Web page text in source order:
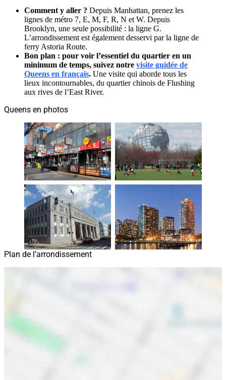
Comment y aller ? Depuis Manhattan, prenez les
lignes de métro 7, E, M, F, R, N et W. Depuis
Brooklyn, une seule possibilité : la ligne G.
L’arrondissement est également desservi par la ligne de
ferry Astoria Route.
Bon plan : pour voir l’essentiel du quartier en un
minimum de temps, suivez notre visite guidée de
Queens en français. Une visite qui aborde tous les
lieux incontournables, du quartier chinois de Flushing
aux rives de l’East River.
Queens en photos
Plan de l’arrondissement